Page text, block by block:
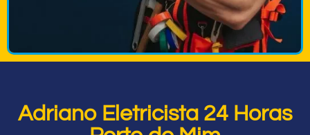
Adriano Eletricista 24 Horas